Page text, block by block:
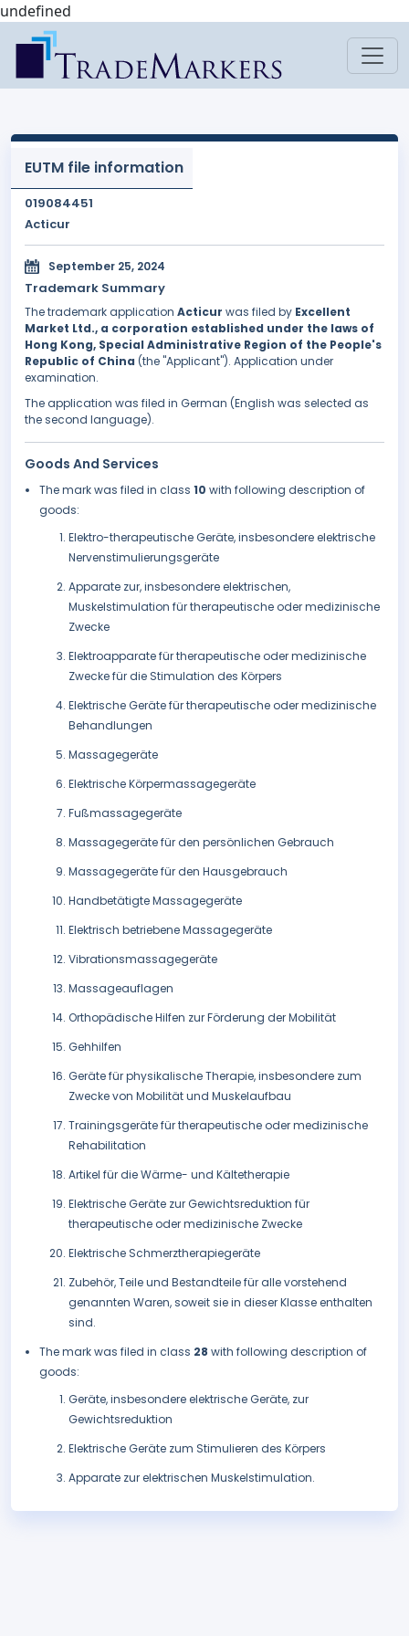
undefined
EUTM file information
019084451
Acticur
September 25, 2024
Trademark Summary
The trademark application Acticur was filed by Excellent
Market Ltd., a corporation established under the laws of
Hong Kong, Special Administrative Region of the People's
Republic of China (the "Applicant"). Application under
examination.
The application was filed in German (English was selected as
the second language).
Goods And Services
The mark was filed in class 10 with following description of
goods:
Elektro-therapeutische Geräte, insbesondere elektrische
Nervenstimulierungsgeräte
Apparate zur, insbesondere elektrischen,
Muskelstimulation für therapeutische oder medizinische
Zwecke
Elektroapparate für therapeutische oder medizinische
Zwecke für die Stimulation des Körpers
Elektrische Geräte für therapeutische oder medizinische
Behandlungen
Massagegeräte
Elektrische Körpermassagegeräte
Fußmassagegeräte
Massagegeräte für den persönlichen Gebrauch
Massagegeräte für den Hausgebrauch
Handbetätigte Massagegeräte
Elektrisch betriebene Massagegeräte
Vibrationsmassagegeräte
Massageauflagen
Orthopädische Hilfen zur Förderung der Mobilität
Gehhilfen
Geräte für physikalische Therapie, insbesondere zum
Zwecke von Mobilität und Muskelaufbau
Trainingsgeräte für therapeutische oder medizinische
Rehabilitation
Artikel für die Wärme- und Kältetherapie
Elektrische Geräte zur Gewichtsreduktion für
therapeutische oder medizinische Zwecke
Elektrische Schmerztherapiegeräte
Zubehör, Teile und Bestandteile für alle vorstehend
genannten Waren, soweit sie in dieser Klasse enthalten
sind.
The mark was filed in class 28 with following description of
goods:
Geräte, insbesondere elektrische Geräte, zur
Gewichtsreduktion
Elektrische Geräte zum Stimulieren des Körpers
Apparate zur elektrischen Muskelstimulation.